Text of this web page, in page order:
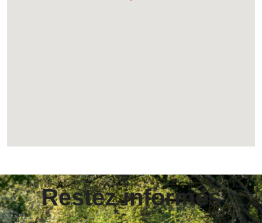
Restez informés